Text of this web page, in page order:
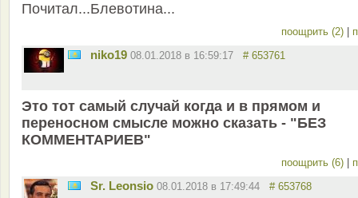
Почитал...Блевотина...
поощрить (2)
niko19 08.01.2018 в 16:59:17 # 653761
Это тот самый случай когда и в прямом и
переносном смысле можно сказать - "БЕЗ
КОММЕНТАРИЕВ"
поощрить (6)
Sr. Leonsio 08.01.2018 в 17:49:44 # 653768